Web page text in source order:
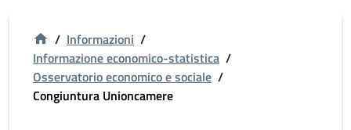
/ Informazioni /
Informazione economico-statistica /
Osservatorio economico e sociale /
Congiuntura Unioncamere